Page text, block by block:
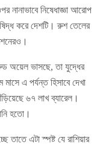
নানাভাবে নিষেধাজ্ঞা আরোপ
করে দেশটি। রুশ তেলের
অয়েল ভাসছে, তা যুদ্ধের
এ পর্যন্ত হিসাবে দেখা
৬৭ লাখ ব্যারেল।
হতো।
তাতে এটা স্পষ্ট যে রাশিয়ার